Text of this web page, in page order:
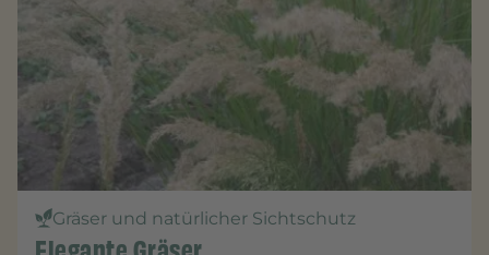
Gräser und natürlicher Sichtschutz